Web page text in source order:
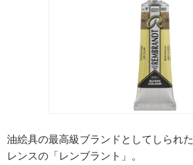
油絵具の最高級ブランドとしてしられ
レンスの「レンブラント」。